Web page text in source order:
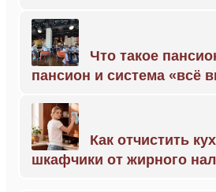
Что такое
пансион и система «всё
Как отчистить
шкафчики от жирного